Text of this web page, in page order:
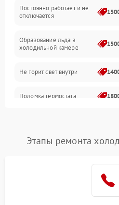
Постоянно работает и не
отключается
Образование льда в
холодильной камере
Не горит свет внутри
Поломка термостата
Поломка системы No Frost
Этапы ремонта